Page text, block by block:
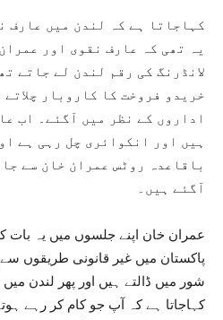
کہاجاتا ہے کہ لندن میں عارف
یہ تھی کہ عارف نقوی اور
لانڈرنگ کی رقم لندن لے جاتے
خریدو فروخت کا کاروبار
اداروں کے نظر میں آگئے۔ اب
ہیں اور انکوائری چل رہی ہے
باقاعدہ روٹس عمران خان سے
آگئے ہیں۔
عمران خان اپنے جلسوں میں یہ بات
پاکستان میں غیر قانونی طریقوں
شور میں ڈالتے ہیں اور پھر لندن میں
کہاجاتا ہے کہ آپ جو کام کر رہے